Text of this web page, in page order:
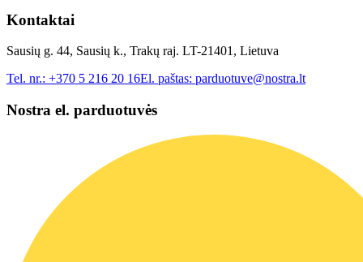
Kontaktai
Sausių g. 44, Sausių k., Trakų raj. LT-21401, Lietuva
Tel. nr.: +370 5 216 20 16El. paštas: parduotuve@nostra.lt
Nostra el. parduotuvės